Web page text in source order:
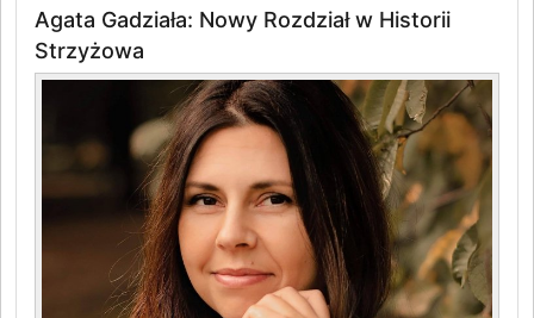
Agata Gadziała: Nowy Rozdział w Historii
Strzyżowa